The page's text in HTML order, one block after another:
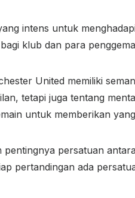
intens untuk
klub dan para
United memiliki
tetapi juga tentang
untuk memberikan
persatuan
pertandingan ada